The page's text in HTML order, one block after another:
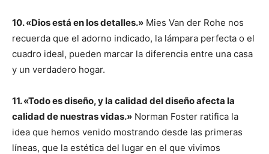
10. «Dios está en los detalles.» Mies Van der Rohe nos
recuerda que el adorno indicado, la lámpara perfecta o el
cuadro ideal, pueden marcar la diferencia entre una casa
y un verdadero hogar.
11. «Todo es diseño, y la calidad del diseño afecta la
calidad de nuestras vidas.» Norman Foster ratifica la
idea que hemos venido mostrando desde las primeras
líneas, que la estética del lugar en el que vivimos